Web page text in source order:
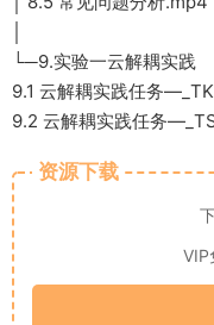
└─9.实验一云解耦实践
9.1 云解耦实践任务
9.2 云解耦实践任务
资源下载
VIP